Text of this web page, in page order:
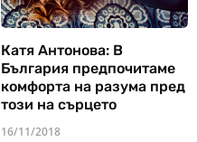
Катя Антонова: В
България предпочитаме
комфорта на разума пред
този на сърцето
16/11/2018